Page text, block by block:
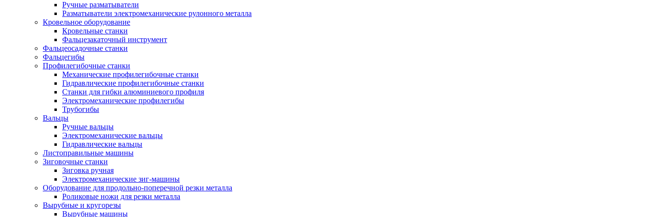
Ручные разматыватели
Разматыватели электромеханические рулонного металла
Кровельное оборудование
Кровельные станки
Фальцезакаточный инструмент
Фальцеосадочные станки
Фальцегибы
Профилегибочные станки
Механические профилегибочные станки
Гидравлические профилегибочные станки
Станки для гибки алюминиевого профиля
Электромеханические профилегибы
Трубогибы
Вальцы
Ручные вальцы
Электромеханические вальцы
Гидравлические вальцы
Листоправильные машины
Зиговочные станки
Зиговка ручная
Электромеханические зиг-машины
Оборудование для продольно-поперечной резки металла
Роликовые ножи для резки металла
Вырубные и кругорезы
Вырубные машины